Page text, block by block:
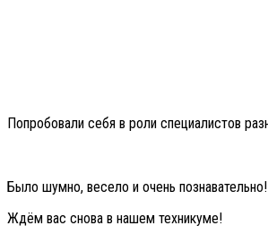
Попробовали себя в роли специалистов
Было шумно, весело и очень
Ждём вас снова в нашем техникуме!